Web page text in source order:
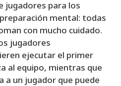
jugadores para los
mental: todas
con mucho cuidado.
jugadores
ejecutar el primer
al equipo, mientras que
a un jugador que puede